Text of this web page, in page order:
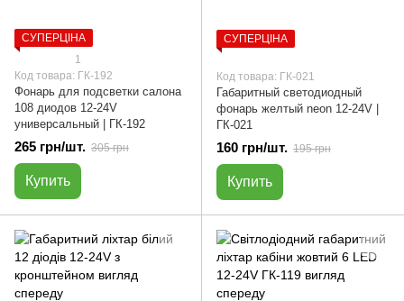
СУПЕРЦІНА
1
Код товара: ГК-192
Фонарь для подсветки салона
108 диодов 12-24V
универсальный | ГК-192
265 грн/шт. 305 грн
Купить
СУПЕРЦІНА
Код товара: ГК-021
Габаритный светодиодный
фонарь желтый neon 12-24V |
ГК-021
160 грн/шт. 195 грн
Купить